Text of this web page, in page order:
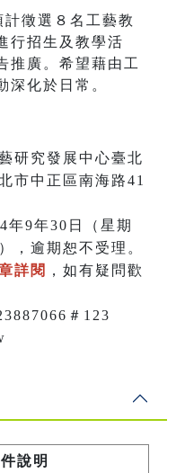
計徵選８名工藝教
行招生及教學活
推廣。希望藉由工
深化於日常。
研究發展中心臺北
市中正區南海路41
年9年30日（星期
，逾期恕不受理。
詳閱
，如有疑問歡
＃123
說明